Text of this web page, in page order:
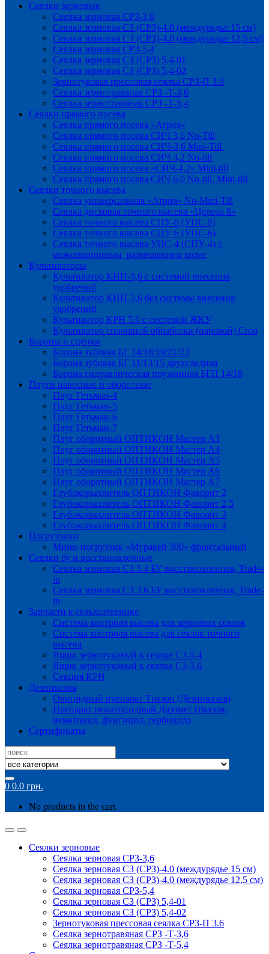
Сеялки зерновые
Сеялка зерновая СРЗ-3,6
Сеялка зерновая СЗ (СРЗ)-4.0 (междурядье 15 см)
Сеялка зерновая СЗ (СРЗ)-4.0 (междурядье 12,5 см)
Сеялка зерновая СРЗ-5,4
Сеялка зерновая СЗ (СРЗ) 5,4-01
Сеялка зерновая СЗ (СРЗ) 5,4-02
Зернотуковая прессовая сеялка СРЗ-П 3.6
Сеялка зернотравяная СРЗ -Т-3,6
Сеялка зернотравяная СРЗ -Т-5,4
Сеялки прямого посева
Сеялка прямого посева «Атрия»
Сеялка прямого посева СИЧ 3,6 No-Till
Сеялка прямого посева СИЧ-3,6 Mini-Till
Сеялка прямого посева СИЧ 4,2 No-till
Сеялка прямого посева «СИЧ-4,2» Mini-till
Сеялка прямого посева СИЧ 6.0 No-till, Mini-till
Сеялки точного высева
Сеялка универсальная «Атрия» No-Mini-Till
Сеялка дисковая точного высева «Церера 8»
Сеялка точного высева СПУ-8 (УПС 8)
Сеялка точного высева СПУ-6 (УПС-6)
Сеялка точного высева УПС-4 (СПУ-4) с
межсекционным размещением колес
Культиваторы
Культиватор КНП-5,6 с системой внесения
удобрений
Культиватор КНП-5,6 без системы внесения
удобрений
Культиватор КРН 5.6 с системой ЖКУ
Культиватор сплошной обработки (паровой) Crop
Бороны и сцепки
Борона зубовая БГ 14/18/19/21/23
Борона зубовая БГ 11/13/15 двухследная
Борона гидравлическая пружинная БГП 14/18
Плуги навесные и оборотные
Плуг Гетьман-4
Плуг Гетьман-5
Плуг Гетьман-6
Плуг Гетьман-7
Плуг оборотный ОПТИКОН Мастер А3
Плуг оборотный ОПТИКОН Мастер А4
Плуг оборотный ОПТИКОН Мастер А5
Плуг оборотный ОПТИКОН Мастер А6
Плуг оборотный ОПТИКОН Мастер А7
Глубокорыхлитель ОПТИКОН Фаворит 2
Глубокорыхлитель ОПТИКОН Фаворит 2,5
Глубокорыхлитель ОПТИКОН Фаворит 3
Глубокорыхлитель ОПТИКОН Фаворит 4
Погрузчики
Мини-погрузчик «Муравей 300» фронтальный
Сеялки бу и восстановленные
Сеялка зерновая СЗ 5.4 БУ восстановленная, Trade-
in
Сеялка зерновая СЗ 3.6 БУ восстановленная, Trade-
in
Запчасти к сельхозтехнике
Система контроля высева для зерновых сеялок
Система контроля высева для сеялок точного
высева
Ящик зернотуковый к сеялке СЗ-5,4
Ящик зернотуковый к сеялке СЗ-3,6
Секция КРН
Дезинвазия
Овицидный препарат Тиазон (Дезинвазия)
Препарат нематоцидный Дазомет (тиазон,
нематоцид, фунгицид, гербицид)
Сертификаты
Search
for:
0 0.0 грн.
No products in the cart.
Сеялки зерновые
Сеялка зерновая СРЗ-3,6
Сеялка зерновая СЗ (СРЗ)-4.0 (междурядье 15 см)
Сеялка зерновая СЗ (СРЗ)-4.0 (междурядье 12,5 см)
Сеялка зерновая СРЗ-5,4
Сеялка зерновая СЗ (СРЗ) 5,4-01
Сеялка зерновая СЗ (СРЗ) 5,4-02
Зернотуковая прессовая сеялка СРЗ-П 3.6
Сеялка зернотравяная СРЗ -Т-3,6
Сеялка зернотравяная СРЗ -Т-5,4